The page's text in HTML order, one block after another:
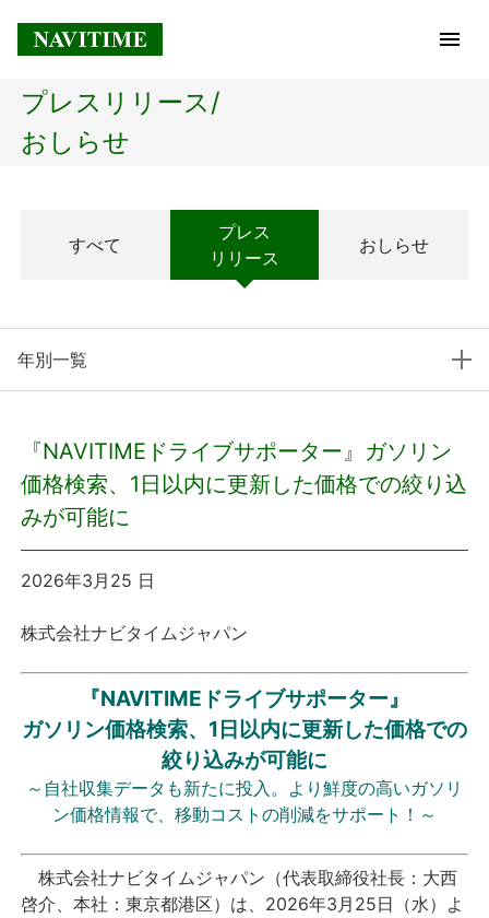
トップページ
経営理念
プレスリリース
おしらせ
個人向けサービス
法人向けサービス
採用情報
English
プレスリリース/
おしらせ
すべて
プレス
リリース
おしらせ
年別一覧
『NAVITIMEドライブサポーター』ガソリン
価格検索、1日以内に更新した価格での絞り込
みが可能に
2026年3月25 日
株式会社ナビタイムジャパン
『NAVITIMEドライブサポーター』
ガソリン価格検索、1日以内に更新した価格での
絞り込みが可能に
～自社収集データも新たに投入。より鮮度の高いガソリ
ン価格情報で、移動コストの削減をサポート！～
株式会社ナビタイムジャパン（代表取締役社長：大西
啓介、本社：東京都港区）は、2026年3月25日（水）よ